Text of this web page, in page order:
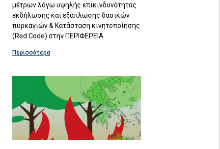
μέτρων λόγω υψηλής επικινδυνότητας
εκδήλωσης και εξάπλωσης δασικών
πυρκαγιών & Κατάσταση κινητοποίησης
(Red Code) στην ΠΕΡΙΦΕΡΕΙΑ
Περισσότερα